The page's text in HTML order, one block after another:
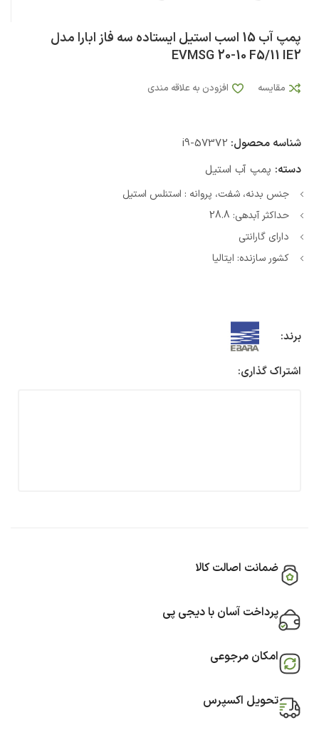
پمپ آب 15 اسب استيل ایستاده سه فاز ابارا مدل
EVMSG 20-10 F5/11 IE2
مقایسه افزودن به علاقه مندی
شناسه محصول: i9-57372
دسته: پمپ آب استیل
جنس بدنه، شفت، پروانه : استنلس استیل
حداکثر آبدهی: 28.8
دارای گارانتی
کشور سازنده: ایتالیا
برند:
اشتراک گذاری:
ضمانت اصالت کالا
پرداخت آسان با دیجی پی
امکان مرجوعی
تحویل اکسپرس